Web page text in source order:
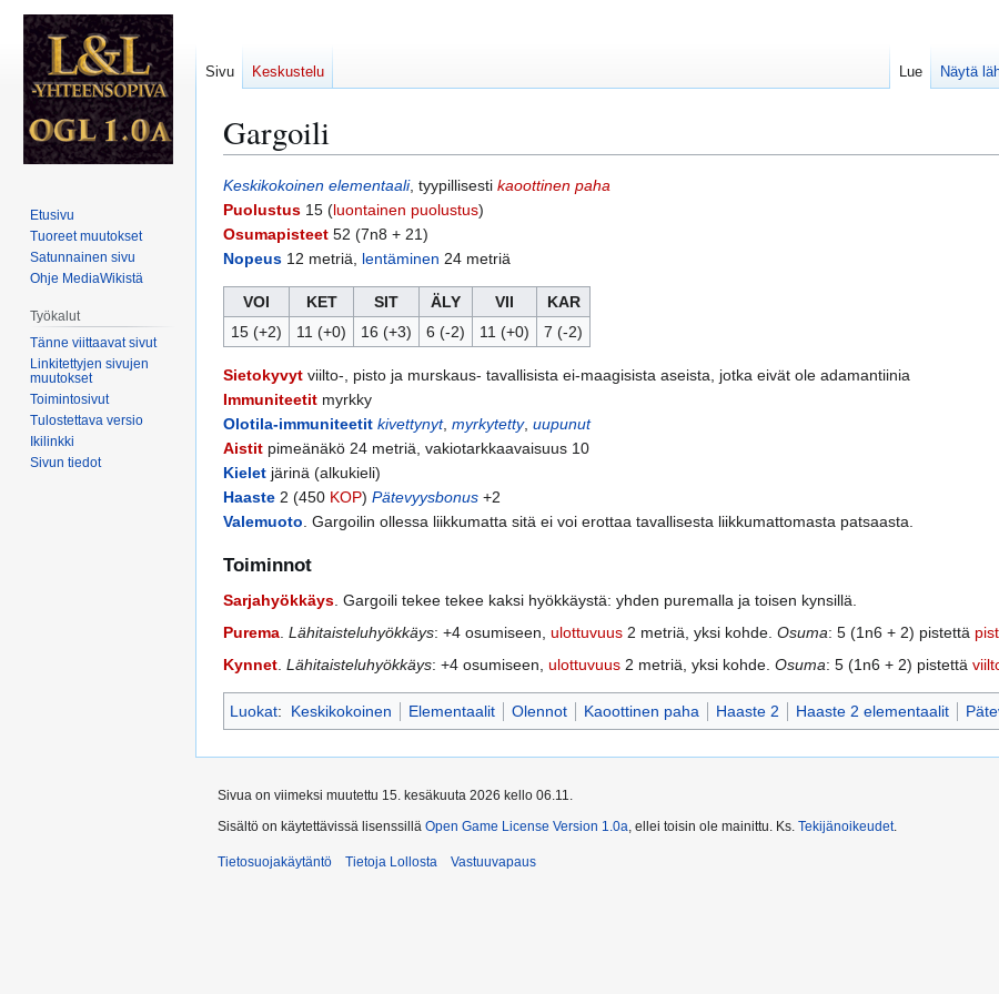
Gargoili
Siirry
navigaatioon
Siirry
hakuun
Keskikokoinen elementaali, tyypillisesti kaoottinen paha
Puolustus 15 (luontainen puolustus)
Osumapisteet 52 (7n8 + 21)
Nopeus 12 metriä, lentäminen 24 metriä
VOI KET SIT ÄLY VII
KAR
15 (+2)
11 (+0) 16 (+3) 6 (-2) 11 (+0) 7 (-2)
Sietokyvyt viilto-, pisto ja murskaus- tavallisista ei-maagisista aseista, jotka eivät ole adamantiinia
Immuniteetit myrkky
Olotila-immuniteetit kivettynyt, myrkytetty, uupunut
Aistit pimeänäkö 24 metriä, vakiotarkkaavaisuus 10
Kielet järinä (alkukieli)
Haaste 2 (450 KOP) Pätevyysbonus +2
Valemuoto. Gargoilin ollessa liikkumatta sitä ei voi erottaa tavallisesta liikkumattomasta patsaasta.
Toiminnot
Sarjahyökkäys . Gargoili tekee tekee kaksi hyökkäystä: yhden puremalla ja toisen kynsillä.
Purema Lähitaisteluhyökkäys: +4 osumiseen, ulottuvuus 2 metriä, yksi kohde. Osuma: 5 (1n6 + 2) pistettä
Kynnet Lähitaisteluhyökkäys: +4 osumiseen, ulottuvuus 2 metriä, yksi kohde. Osuma: 5 (1n6 + 2) pistettä
Luokat: Keskikokoinen Elementaalit Olennot Kaoottinen paha Haaste 2 Haaste 2 elementaalit
Sivu Keskustelu Lue Näytä
Etusivu
Tuoreet muutokset
Satunnainen sivu
Ohje MediaWikistä
Työkalut
Tänne viittaavat sivut
Linkitettyjen sivujen
muutokset
Toimintosivut
Tulostettava versio
Ikilinkki
Sivun tiedot
Sivua on viimeksi muutettu 15. kesäkuuta 2026 kello 06.11.
Sisältö on käytettävissä lisenssillä Open Game License Version 1.0a, ellei toisin ole mainittu. Ks. Tekijänoikeudet.
Tietosuojakäytäntö Tietoja Lollosta Vastuuvapaus